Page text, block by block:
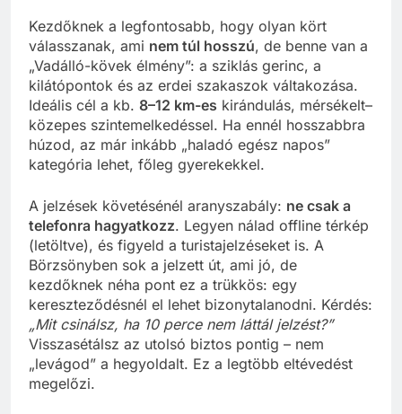
Kezdőknek a legfontosabb, hogy olyan kört
válasszanak, ami nem túl hosszú, de benne van a
„Vadálló-kövek élmény”: a sziklás gerinc, a
kilátópontok és az erdei szakaszok váltakozása.
Ideális cél a kb. 8–12 km-es kirándulás, mérsékelt–
közepes szintemelkedéssel. Ha ennél hosszabbra
húzod, az már inkább „haladó egész napos”
kategória lehet, főleg gyerekekkel.
A jelzések követésénél aranyszabály: ne csak a
telefonra hagyatkozz. Legyen nálad offline térkép
(letöltve), és figyeld a turistajelzéseket is. A
Börzsönyben sok a jelzett út, ami jó, de
kezdőknek néha pont ez a trükkös: egy
kereszteződésnél el lehet bizonytalanodni. Kérdés:
„Mit csinálsz, ha 10 perce nem láttál jelzést?”
Visszasétálsz az utolsó biztos pontig – nem
„levágod” a hegyoldalt. Ez a legtöbb eltévedést
megelőzi.